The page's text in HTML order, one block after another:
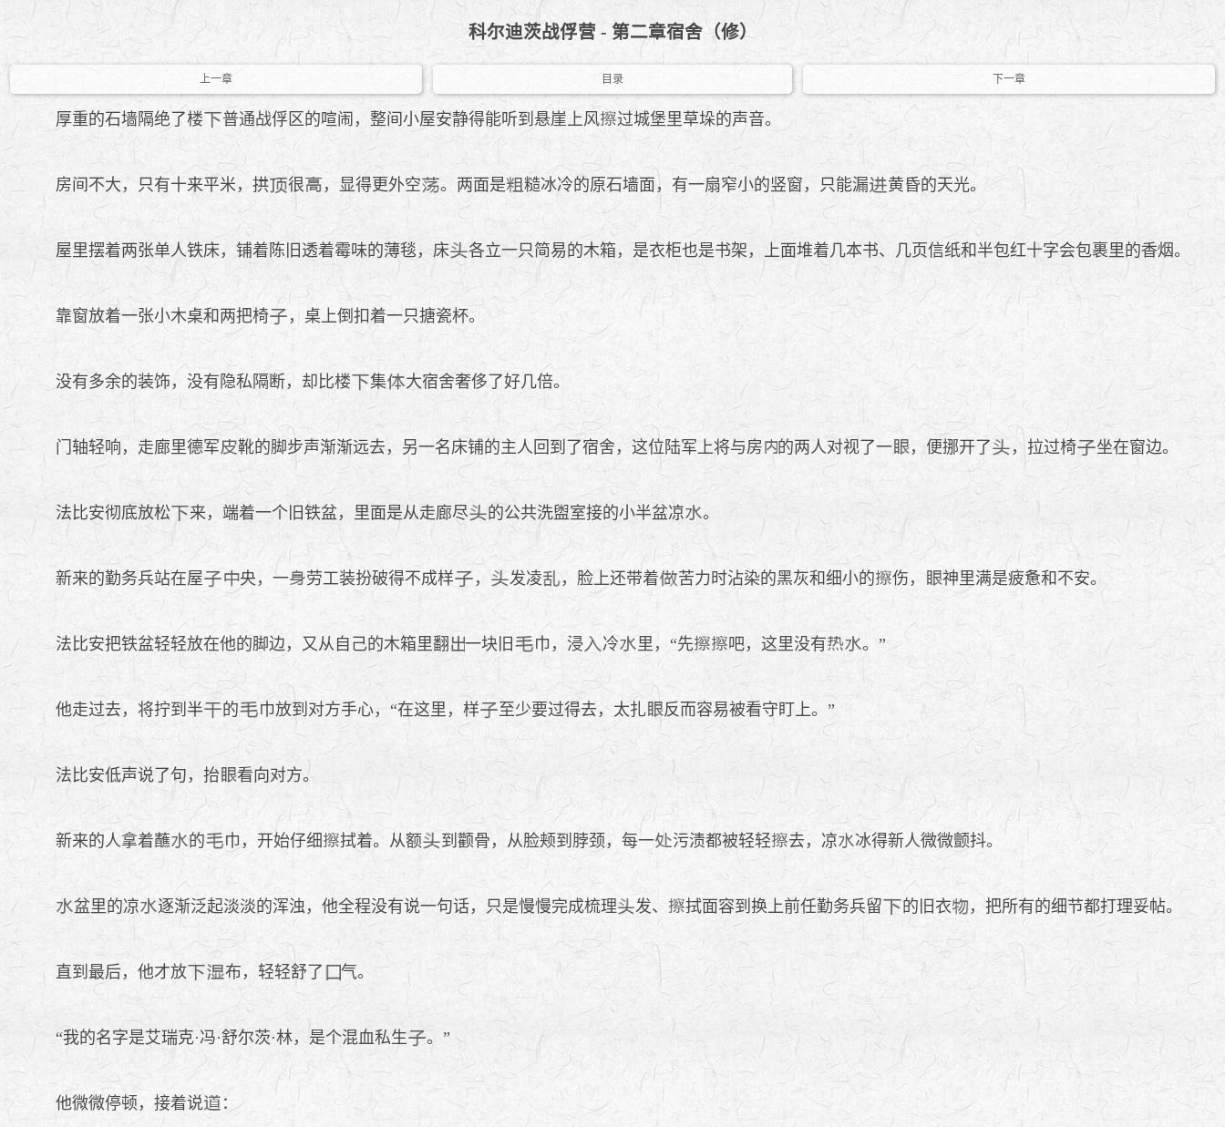
科尔迪茨战俘营 - 第二章宿舍（修）
上一章 目录 下一章
厚重的石墙隔绝了楼 普通战俘区的喧闹，整间小屋安静得能听到悬崖上风 过城堡里草垛的声音。
房间不大，只有十来平米，拱 很 ，显得更外空 。两面是 糙冰冷的原石墙面，有一扇窄小的竖窗，只能漏 黄昏的天光。
屋里摆着两张单人铁床，铺着陈旧透着霉味的薄毯，床 各立一只简易的木箱，是衣柜也是书架，上面堆着几本书、几页信纸和半包红十字会包裹里的香烟。
靠窗放着一张小木桌和两把椅 ，桌上倒扣着一只搪瓷杯。
没有多余的装饰，没有隐私隔断，却比楼 集 大宿舍奢侈了好几倍。
门轴轻响，走廊里德军 靴的脚步声渐渐远去，另一名床铺的主人回到了宿舍，这位陆军上将与房 的两人对视了一 ，便挪开了 ，拉过椅 坐在窗边。
法比安彻底放松 来，端着一个旧铁盆，里面是从走廊尽 的公共洗盥室接的小半盆凉 。
新来的勤务兵站在屋 央，一 劳工装扮破得不成样 ， 发凌 ，脸上还带着 苦力时沾染的黑灰和细小的 伤， 神里满是疲惫和不安。
法比安把铁盆轻轻放在他的脚边，又从自己的木箱里翻 一块旧 巾，浸 冷 里，“先 吧，这里没有 。”
他走过去，将拧到半 的 巾放到对方手心，“在这里，样 至少要过得去，太扎 反而容易被看守盯上。”
法比安低声说了句，抬 看向对方。
新来的人拿着蘸 的 巾，开始仔细 拭着。从额 到颧骨，从脸颊到脖颈，每一 污渍都被轻轻 去，凉 冰得新人微微颤抖。
盆里的凉 逐渐泛起淡淡的浑浊，他全程没有说一句话，只是慢慢完成梳理 发、 拭面容到换上前任勤务兵留 的旧衣 ，把所有的细节都打理妥帖。
直到最后，他才放 布，轻轻舒了 气。
“我的名字是艾瑞克·冯·舒尔茨·林，是个混血私生 。”
他微微停顿，接着说 ：